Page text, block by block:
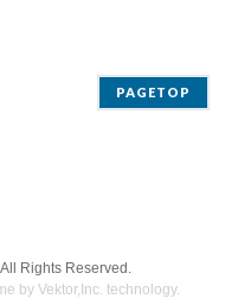
PAGETOP
All Rights Reserved.
byVektor,Inc. technology.